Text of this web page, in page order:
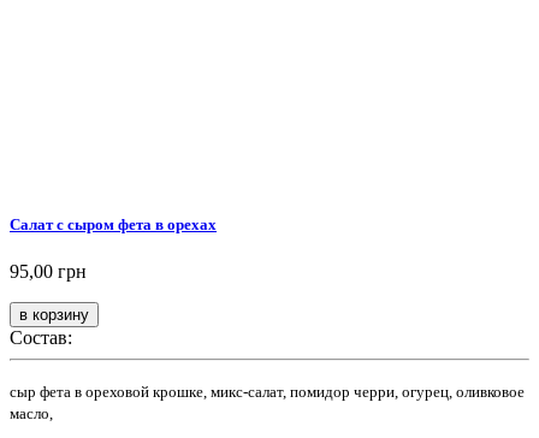
Салат с сыром фета в орехах
95,00 грн
Состав:
сыр фета в ореховой крошке, микс-салат, помидор черри, огурец, оливковое
масло,